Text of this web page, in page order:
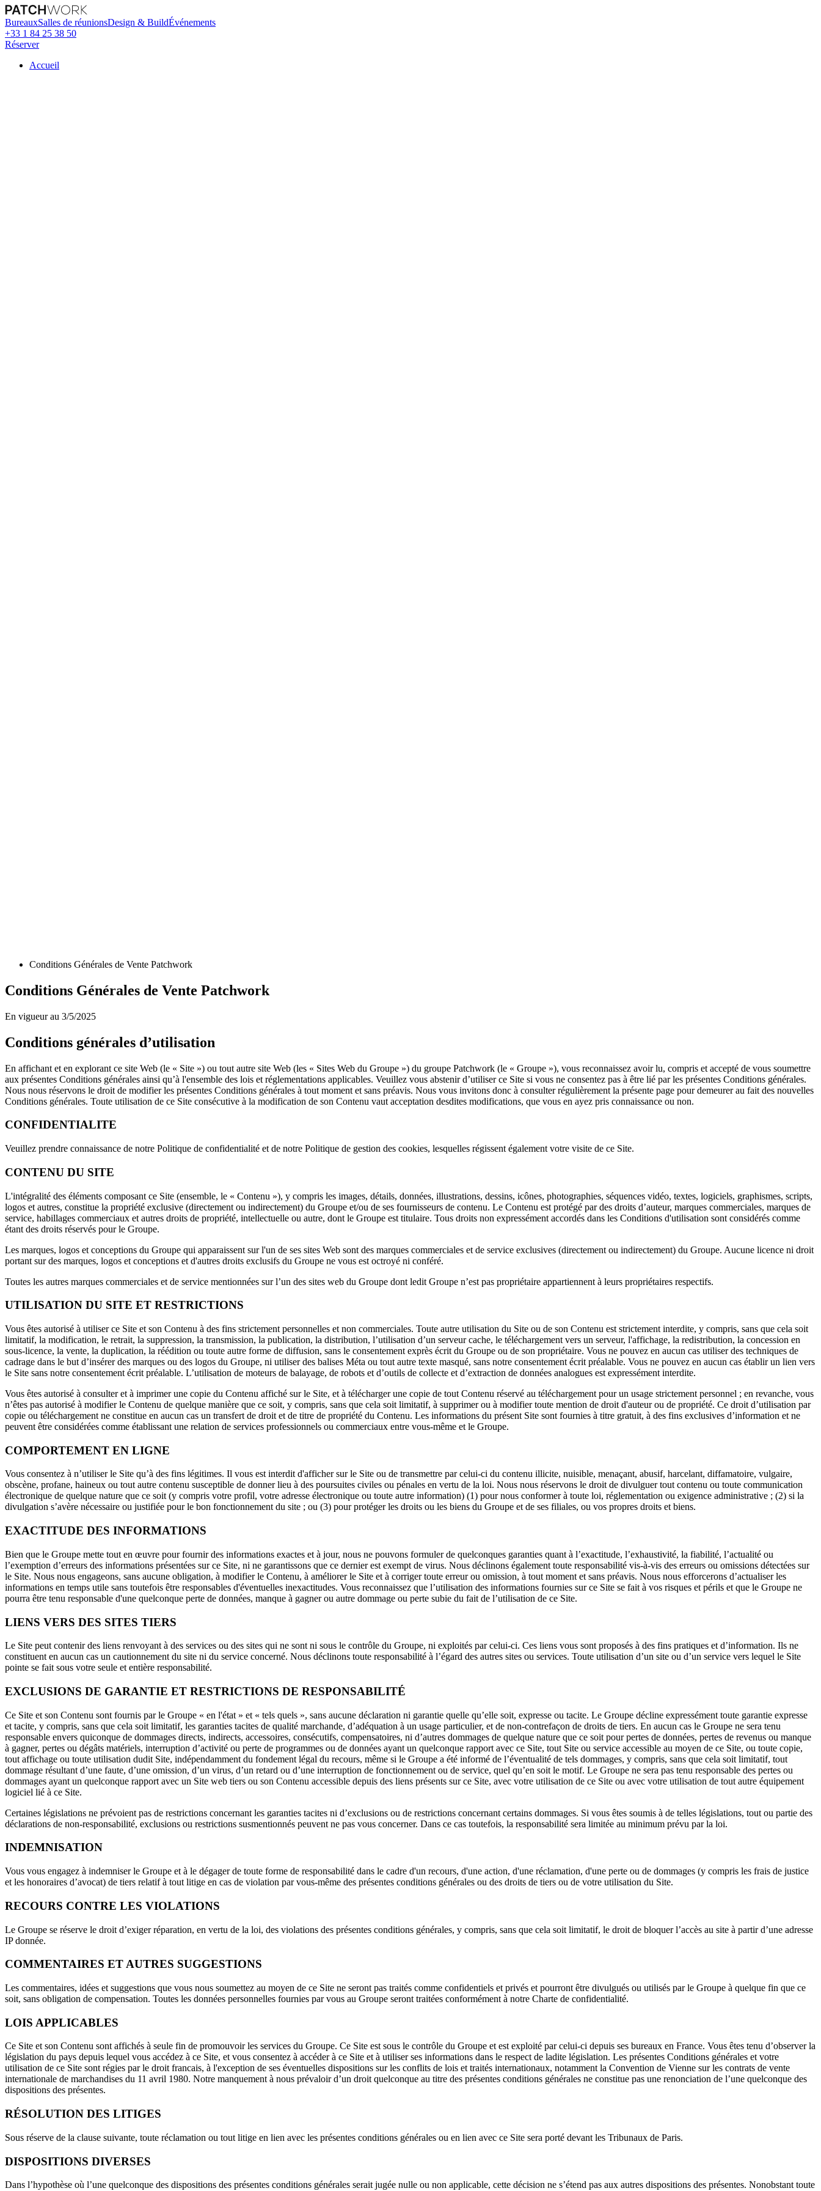
BureauxSalles de réunionsDesign & BuildÉvénements
+33 1 84 25 38 50
Réserver
Accueil
Conditions Générales de Vente Patchwork
Conditions Générales de Vente Patchwork
En vigueur au 3/5/2025
Conditions générales d’utilisation
En affichant et en explorant ce site Web (le « Site ») ou tout autre site Web (les « Sites Web du Groupe ») du groupe Patchwork (le « Groupe »), vous reconnaissez avoir lu, compris et accepté de vous soumettre
aux présentes Conditions générales ainsi qu’à l'ensemble des lois et réglementations applicables. Veuillez vous abstenir d’utiliser ce Site si vous ne consentez pas à être lié par les présentes Conditions générales.
Nous nous réservons le droit de modifier les présentes Conditions générales à tout moment et sans préavis. Nous vous invitons donc à consulter régulièrement la présente page pour demeurer au fait des nouvelles
Conditions générales. Toute utilisation de ce Site consécutive à la modification de son Contenu vaut acceptation desdites modifications, que vous en ayez pris connaissance ou non.
CONFIDENTIALITE
Veuillez prendre connaissance de notre Politique de confidentialité et de notre Politique de gestion des cookies, lesquelles régissent également votre visite de ce Site.
CONTENU DU SITE
L'intégralité des éléments composant ce Site (ensemble, le « Contenu »), y compris les images, détails, données, illustrations, dessins, icônes, photographies, séquences vidéo, textes, logiciels, graphismes, scripts,
logos et autres, constitue la propriété exclusive (directement ou indirectement) du Groupe et/ou de ses fournisseurs de contenu. Le Contenu est protégé par des droits d’auteur, marques commerciales, marques de
service, habillages commerciaux et autres droits de propriété, intellectuelle ou autre, dont le Groupe est titulaire. Tous droits non expressément accordés dans les Conditions d'utilisation sont considérés comme
étant des droits réservés pour le Groupe.
Les marques, logos et conceptions du Groupe qui apparaissent sur l'un de ses sites Web sont des marques commerciales et de service exclusives (directement ou indirectement) du Groupe. Aucune licence ni droit
portant sur des marques, logos et conceptions et d'autres droits exclusifs du Groupe ne vous est octroyé ni conféré.
Toutes les autres marques commerciales et de service mentionnées sur l’un des sites web du Groupe dont ledit Groupe n’est pas propriétaire appartiennent à leurs propriétaires respectifs.
UTILISATION DU SITE ET RESTRICTIONS
Vous êtes autorisé à utiliser ce Site et son Contenu à des fins strictement personnelles et non commerciales. Toute autre utilisation du Site ou de son Contenu est strictement interdite, y compris, sans que cela soit
limitatif, la modification, le retrait, la suppression, la transmission, la publication, la distribution, l’utilisation d’un serveur cache, le téléchargement vers un serveur, l'affichage, la redistribution, la concession en
sous-licence, la vente, la duplication, la réédition ou toute autre forme de diffusion, sans le consentement exprès écrit du Groupe ou de son propriétaire. Vous ne pouvez en aucun cas utiliser des techniques de
cadrage dans le but d’insérer des marques ou des logos du Groupe, ni utiliser des balises Méta ou tout autre texte masqué, sans notre consentement écrit préalable. Vous ne pouvez en aucun cas établir un lien vers
le Site sans notre consentement écrit préalable. L’utilisation de moteurs de balayage, de robots et d’outils de collecte et d’extraction de données analogues est expressément interdite.
Vous êtes autorisé à consulter et à imprimer une copie du Contenu affiché sur le Site, et à télécharger une copie de tout Contenu réservé au téléchargement pour un usage strictement personnel ; en revanche, vous
n’êtes pas autorisé à modifier le Contenu de quelque manière que ce soit, y compris, sans que cela soit limitatif, à supprimer ou à modifier toute mention de droit d'auteur ou de propriété. Ce droit d’utilisation par
copie ou téléchargement ne constitue en aucun cas un transfert de droit et de titre de propriété du Contenu. Les informations du présent Site sont fournies à titre gratuit, à des fins exclusives d’information et ne
peuvent être considérées comme établissant une relation de services professionnels ou commerciaux entre vous-même et le Groupe.
COMPORTEMENT EN LIGNE
Vous consentez à n’utiliser le Site qu’à des fins légitimes. Il vous est interdit d'afficher sur le Site ou de transmettre par celui-ci du contenu illicite, nuisible, menaçant, abusif, harcelant, diffamatoire, vulgaire,
obscène, profane, haineux ou tout autre contenu susceptible de donner lieu à des poursuites civiles ou pénales en vertu de la loi. Nous nous réservons le droit de divulguer tout contenu ou toute communication
électronique de quelque nature que ce soit (y compris votre profil, votre adresse électronique ou toute autre information) (1) pour nous conformer à toute loi, réglementation ou exigence administrative ; (2) si la
divulgation s’avère nécessaire ou justifiée pour le bon fonctionnement du site ; ou (3) pour protéger les droits ou les biens du Groupe et de ses filiales, ou vos propres droits et biens.
EXACTITUDE DES INFORMATIONS
Bien que le Groupe mette tout en œuvre pour fournir des informations exactes et à jour, nous ne pouvons formuler de quelconques garanties quant à l’exactitude, l’exhaustivité, la fiabilité, l’actualité ou
l’exemption d’erreurs des informations présentées sur ce Site, ni ne garantissons que ce dernier est exempt de virus. Nous déclinons également toute responsabilité vis-à-vis des erreurs ou omissions détectées sur
le Site. Nous nous engageons, sans aucune obligation, à modifier le Contenu, à améliorer le Site et à corriger toute erreur ou omission, à tout moment et sans préavis. Nous nous efforcerons d’actualiser les
informations en temps utile sans toutefois être responsables d'éventuelles inexactitudes. Vous reconnaissez que l’utilisation des informations fournies sur ce Site se fait à vos risques et périls et que le Groupe ne
pourra être tenu responsable d'une quelconque perte de données, manque à gagner ou autre dommage ou perte subie du fait de l’utilisation de ce Site.
LIENS VERS DES SITES TIERS
Le Site peut contenir des liens renvoyant à des services ou des sites qui ne sont ni sous le contrôle du Groupe, ni exploités par celui-ci. Ces liens vous sont proposés à des fins pratiques et d’information. Ils ne
constituent en aucun cas un cautionnement du site ni du service concerné. Nous déclinons toute responsabilité à l’égard des autres sites ou services. Toute utilisation d’un site ou d’un service vers lequel le Site
pointe se fait sous votre seule et entière responsabilité.
EXCLUSIONS DE GARANTIE ET RESTRICTIONS DE RESPONSABILITÉ
Ce Site et son Contenu sont fournis par le Groupe « en l'état » et « tels quels », sans aucune déclaration ni garantie quelle qu’elle soit, expresse ou tacite. Le Groupe décline expressément toute garantie expresse
et tacite, y compris, sans que cela soit limitatif, les garanties tacites de qualité marchande, d’adéquation à un usage particulier, et de non-contrefaçon de droits de tiers. En aucun cas le Groupe ne sera tenu
responsable envers quiconque de dommages directs, indirects, accessoires, consécutifs, compensatoires, ni d’autres dommages de quelque nature que ce soit pour pertes de données, pertes de revenus ou manque
à gagner, pertes ou dégâts matériels, interruption d’activité ou perte de programmes ou de données ayant un quelconque rapport avec ce Site, tout Site ou service accessible au moyen de ce Site, ou toute copie,
tout affichage ou toute utilisation dudit Site, indépendamment du fondement légal du recours, même si le Groupe a été informé de l’éventualité de tels dommages, y compris, sans que cela soit limitatif, tout
dommage résultant d’une faute, d’une omission, d’un virus, d’un retard ou d’une interruption de fonctionnement ou de service, quel qu’en soit le motif. Le Groupe ne sera pas tenu responsable des pertes ou
dommages ayant un quelconque rapport avec un Site web tiers ou son Contenu accessible depuis des liens présents sur ce Site, avec votre utilisation de ce Site ou avec votre utilisation de tout autre équipement
logiciel lié à ce Site.
Certaines législations ne prévoient pas de restrictions concernant les garanties tacites ni d’exclusions ou de restrictions concernant certains dommages. Si vous êtes soumis à de telles législations, tout ou partie des
déclarations de non-responsabilité, exclusions ou restrictions susmentionnés peuvent ne pas vous concerner. Dans ce cas toutefois, la responsabilité sera limitée au minimum prévu par la loi.
INDEMNISATION
Vous vous engagez à indemniser le Groupe et à le dégager de toute forme de responsabilité dans le cadre d'un recours, d'une action, d'une réclamation, d'une perte ou de dommages (y compris les frais de justice
et les honoraires d’avocat) de tiers relatif à tout litige en cas de violation par vous-même des présentes conditions générales ou des droits de tiers ou de votre utilisation du Site.
RECOURS CONTRE LES VIOLATIONS
Le Groupe se réserve le droit d’exiger réparation, en vertu de la loi, des violations des présentes conditions générales, y compris, sans que cela soit limitatif, le droit de bloquer l’accès au site à partir d’une adresse
IP donnée.
COMMENTAIRES ET AUTRES SUGGESTIONS
Les commentaires, idées et suggestions que vous nous soumettez au moyen de ce Site ne seront pas traités comme confidentiels et privés et pourront être divulgués ou utilisés par le Groupe à quelque fin que ce
soit, sans obligation de compensation. Toutes les données personnelles fournies par vous au Groupe seront traitées conformément à notre Charte de confidentialité.
LOIS APPLICABLES
Ce Site et son Contenu sont affichés à seule fin de promouvoir les services du Groupe. Ce Site est sous le contrôle du Groupe et est exploité par celui-ci depuis ses bureaux en France. Vous êtes tenu d’observer la
législation du pays depuis lequel vous accédez à ce Site, et vous consentez à accéder à ce Site et à utiliser ses informations dans le respect de ladite législation. Les présentes Conditions générales et votre
utilisation de ce Site sont régies par le droit francais, à l'exception de ses éventuelles dispositions sur les conflits de lois et traités internationaux, notamment la Convention de Vienne sur les contrats de vente
internationale de marchandises du 11 avril 1980. Notre manquement à nous prévaloir d’un droit quelconque au titre des présentes conditions générales ne constitue pas une renonciation de l’une quelconque des
dispositions des présentes.
RÉSOLUTION DES LITIGES
Sous réserve de la clause suivante, toute réclamation ou tout litige en lien avec les présentes conditions générales ou en lien avec ce Site sera porté devant les Tribunaux de Paris.
DISPOSITIONS DIVERSES
Dans l’hypothèse où l’une quelconque des dispositions des présentes conditions générales serait jugée nulle ou non applicable, cette décision ne s’étend pas aux autres dispositions des présentes. Nonobstant toute